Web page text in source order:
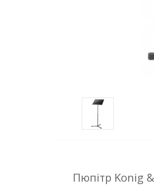
Пюпітр Konig